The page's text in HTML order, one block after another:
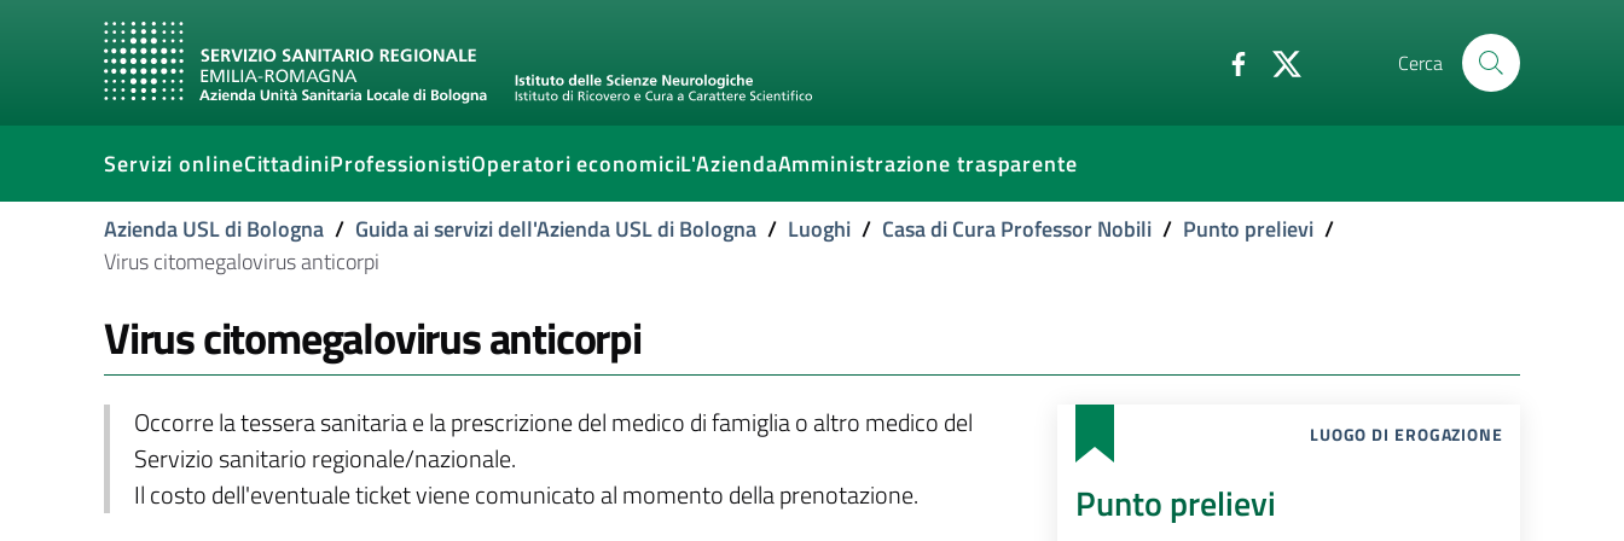
Cerca
Servizi onlineCittadiniProfessionistiOperatori economiciL'AziendaAmministrazione trasparente
Azienda USL di Bologna / Guida ai servizi dell'Azienda USL di Bologna / Luoghi / Casa di Cura Professor Nobili / Punto prelievi /
Virus citomegalovirus anticorpi
Virus citomegalovirus anticorpi
Occorre la tessera sanitaria e la prescrizione del medico di famiglia o altro medico del
Servizio sanitario regionale/nazionale.
Il costo dell'eventuale ticket viene comunicato al momento della prenotazione.
LUOGO DI EROGAZIONE
Punto prelievi